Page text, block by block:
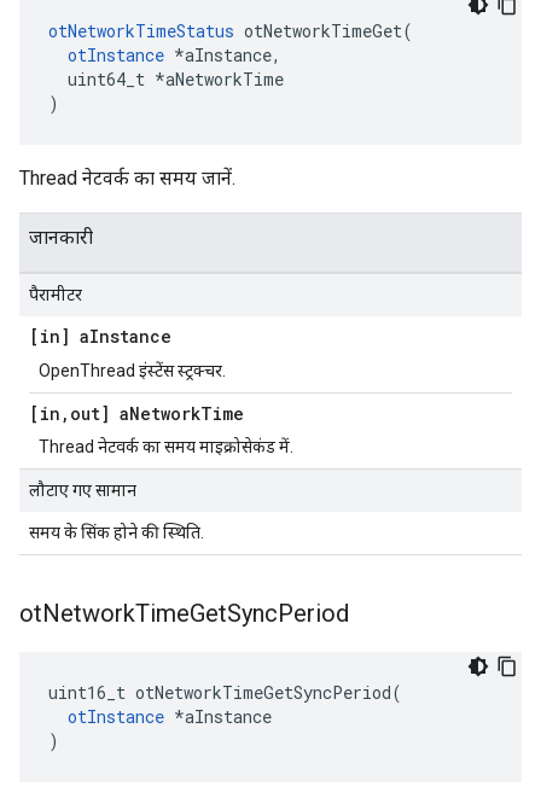
otNetworkTimeStatus otNetworkTimeGet(
otInstance *aInstance,
uint64_t *aNetworkTime
)
Thread नेटवर्क का समय जानें.
जानकारी
पैरामीटर
[in] aInstance
OpenThread इंस्टेंस स्ट्रक्चर.
[in , out] aNetworkTime
Thread नेटवर्क का समय माइक्रोसेकंड में.
लौटाए गए सामान
समय के सिंक होने की स्थिति.
otNetworkTimeGetSyncPeriod
uint16_t otNetworkTimeGetSyncPeriod(
otInstance *aInstance
)